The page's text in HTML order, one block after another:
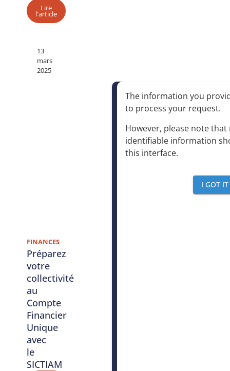
Lire
l'article
13
mars
2025
FINANCES
Préparez
votre
collectivité
au
Compte
Financier
Unique
avec
le
SICTIAM
The information you
to process your request.
However, please note
identifiable information
this interface.
I GOT IT